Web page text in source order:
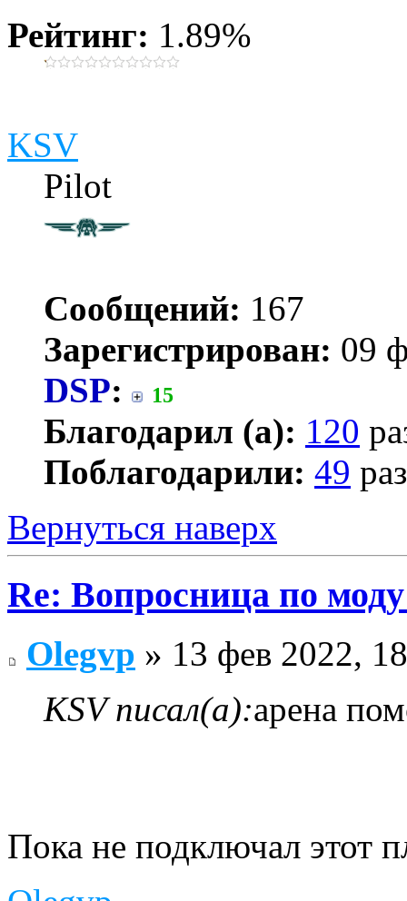
Рейтинг: 1.89%
KSV
Pilot
Сообщений: 167
Зарегистрирован: 09
DSP: 15
Благодарил (а): 120
Поблагодарили: 49
Вернуться наверх
Re: Вопросница по
Olegvp » 13 фев 2022,
KSV писал(а):арена
Пока не подключал этот